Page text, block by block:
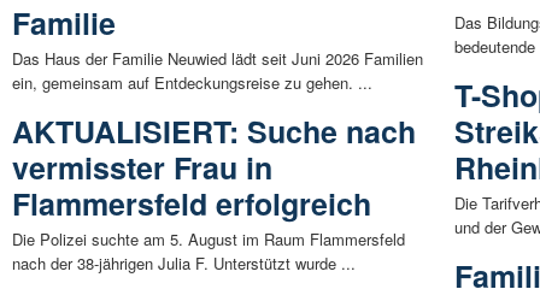
Familie
Das Haus der Familie Neuwied lädt seit Juni 2026 Familien
ein, gemeinsam auf Entdeckungsreise zu gehen. ...
AKTUALISIERT: Suche nach
vermisster Frau in
Flammersfeld erfolgreich
Die Polizei suchte am 5. August im Raum Flammersfeld
nach der 38-jährigen Julia F. Unterstützt wurde ...
Das
T-
Die
und der